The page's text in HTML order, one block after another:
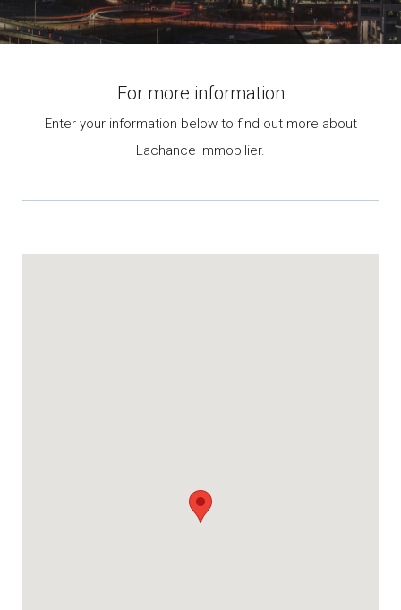
For more information
Enter your information below to find out more about
Lachance Immobilier.